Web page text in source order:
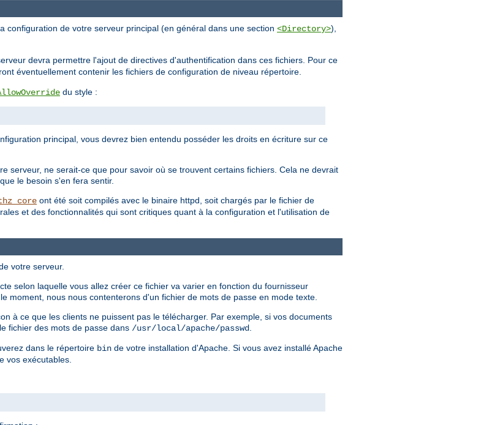
de votre serveur principal (en général dans une section <Directory>),
devra permettre l'ajout de directives d'authentification dans ces fichiers. Pour ce
éventuellement contenir les fichiers de configuration de niveau répertoire.
du style :
principal, vous devrez bien entendu posséder les droits en écriture sur ce
serveur, ne serait-ce que pour savoir où se trouvent certains fichiers. Cela ne devrait
le besoin s'en fera sentir.
ont été soit compilés avec le binaire httpd, soit chargés par le fichier de
et des fonctionnalités qui sont critiques quant à la configuration et l'utilisation de
votre serveur.
selon laquelle vous allez créer ce fichier va varier en fonction du fournisseur
moment, nous nous contenterons d'un fichier de mots de passe en mode texte.
à ce que les clients ne puissent pas le télécharger. Par exemple, si vos documents
fichier des mots de passe dans /usr/local/apache/passwd
dans le répertoire bin de votre installation d'Apache. Si vous avez installé Apache
vos exécutables.